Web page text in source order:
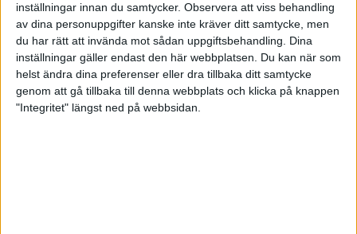
inställningar innan du samtycker. Observera att viss behandling
av dina personuppgifter kanske inte kräver ditt samtycke, men
du har rätt att invända mot sådan uppgiftsbehandling. Dina
inställningar gäller endast den här webbplatsen. Du kan när som
helst ändra dina preferenser eller dra tillbaka ditt samtycke
genom att gå tillbaka till denna webbplats och klicka på knappen
"Integritet" längst ned på webbsidan.
Intresset ökar för Lidingöloppet
26 jun 1998
Värmemara
väntarvärldsmästaraspiranter
24 jun 1998